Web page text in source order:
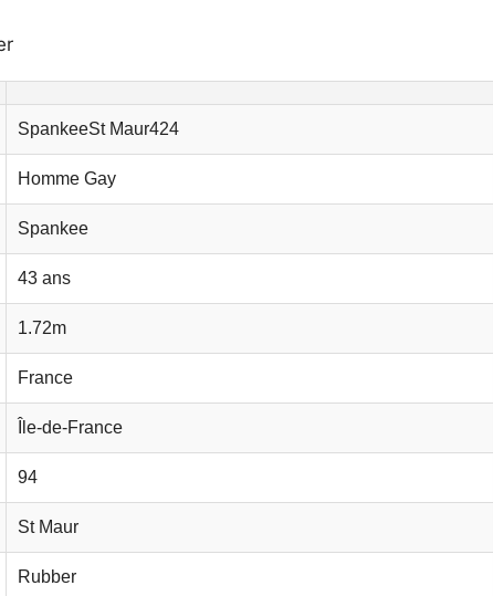
SpankeeSt Maur424
Homme Gay
Spankee
43 ans
1.72m
France
Île-de-France
94
St Maur
Rubber